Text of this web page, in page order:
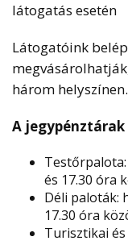
látogatás esetén
Látogatóink
három helyszínen.
A
és 17.30 óra
Déli paloták:
17.30 óra
Turisztikai